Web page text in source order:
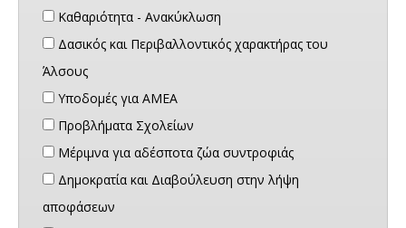
Καθαριότητα - Ανακύκλωση
Δασικός και Περιβαλλοντικός χαρακτήρας του
Άλσους
Υποδομές για ΑΜΕΑ
Προβλήματα Σχολείων
Μέριμνα για αδέσποτα ζώα συντροφιάς
Δημοκρατία και Διαβούλευση στην λήψη
αποφάσεων